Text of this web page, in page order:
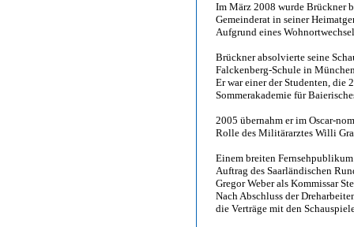
Im März 2008 wurde Brückner
Gemeinderat in seiner
Aufgrund eines
Brückner absolvierte seine
Falckenberg-Schule in
Er war einer der Studenten,
Sommerakademie für
2005 übernahm er im Oscar-
Rolle des Militärarztes Willi
Einem breiten
Auftrag des Saarländischen
Gregor Weber als Kommissar
Nach Abschluss der
die Verträge mit den